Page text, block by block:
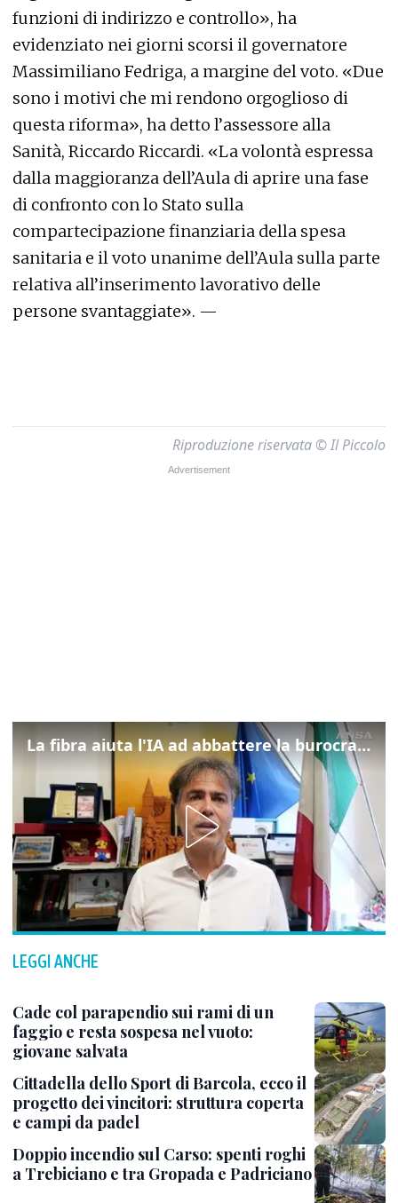
funzioni di indirizzo e controllo», ha
evidenziato nei giorni scorsi il governatore
Massimiliano Fedriga, a margine del voto. «Due
sono i motivi che mi rendono orgoglioso di
questa riforma», ha detto l’assessore alla
Sanità, Riccardo Riccardi. «La volontà espressa
dalla maggioranza dell’Aula di aprire una fase
di confronto con lo Stato sulla
compartecipazione finanziaria della spesa
sanitaria e il voto unanime dell’Aula sulla parte
relativa all’inserimento lavorativo delle
persone svantaggiate». —
Riproduzione riservata © Il Piccolo
La fibra aiuta l'IA ad abbattere la burocrazia, progetto pilota in Veneto
LEGGI ANCHE
Cade col parapendio sui rami di un
faggio e resta sospesa nel vuoto:
giovane salvata
Cittadella dello Sport di Barcola, ecco il
progetto dei vincitori: struttura coperta
e campi da padel
Doppio incendio sul Carso: spenti roghi
a Trebiciano e tra Gropada e Padriciano